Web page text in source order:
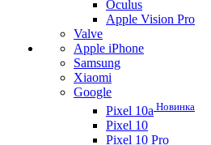
Oculus
Apple Vision Pro
Valve
Apple iPhone
Samsung
Xiaomi
Google
Pixel 10a Новинка
Pixel 10
Pixel 10 Pro